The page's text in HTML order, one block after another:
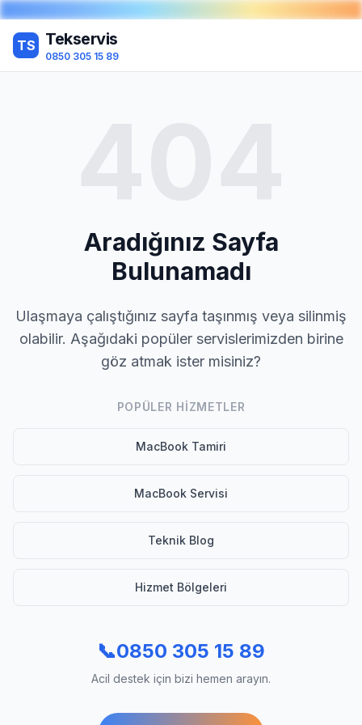
TS Tekservis
0850 305 15 89
Aradığınız Sayfa
Bulunamadı
Ulaşmaya çalıştığınız sayfa taşınmış veya silinmiş
olabilir. Aşağıdaki popüler servislerimizden birine
göz atmak ister misiniz?
POPÜLER HIZMETLER
MacBook Tamiri
MacBook Servisi
Teknik Blog
Hizmet Bölgeleri
📞0850 305 15 89
Acil destek için bizi hemen arayın.